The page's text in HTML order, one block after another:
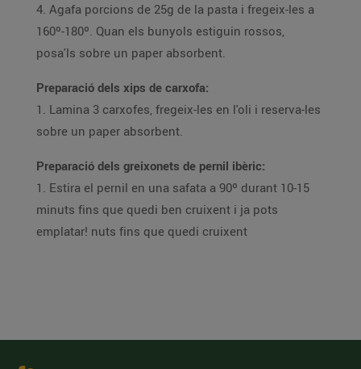
4. Agafa porcions de 25g de la pasta i fregeix-les a
160º-180º. Quan els bunyols estiguin rossos,
posa'ls sobre un paper absorbent.
Preparació dels xips de carxofa:
1. Lamina 3 carxofes, fregeix-les en l'oli i reserva-les
sobre un paper absorbent.
Preparació dels greixonets de pernil ibèric:
1. Estira el pernil en una safata a 90º durant 10-15
minuts fins que quedi ben cruixent i ja pots
emplatar! nuts fins que quedi cruixent